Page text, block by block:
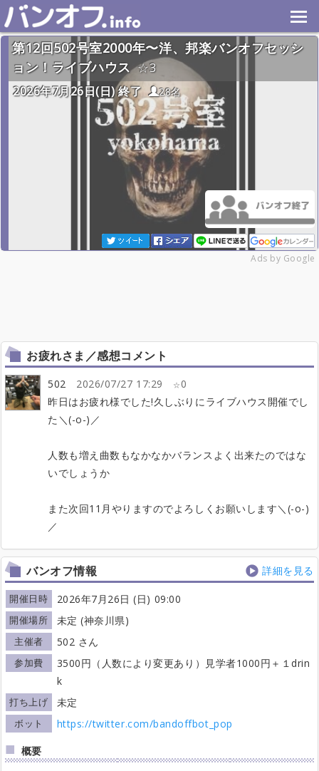
第12回502号室2000年〜洋、邦楽バンオフセッシ
ョン！ライブハウス
3
2026年7月26日(日) 終了
28名
Ads by Google
お疲れさま／感想コメント
502 2026/07/27 17:29
0
昨日はお疲れ様でした!久しぶりにライブハウス開催でし
た＼(-o-)／
人数も増え曲数もなかなかバランスよく出来たのではな
いでしょうか
また次回11月やりますのでよろしくお願いします＼(-o-)
／
バンオフ情報 詳細を見る
開催日時 2026年7月26日 (日) 09:00
開催場所 未定 (神奈川県)
主催者 502 さん
参加費
3500円（人数により変更あり）見学者1000円＋１drin
k
打ち上げ 未定
ボット
https://twitter.com/bandoffbot_pop
概要